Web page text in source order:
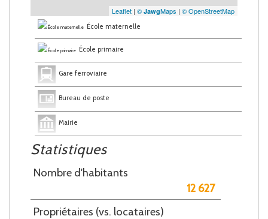
Leaflet | © JawgMaps | © OpenStreetMap
École maternelle
École primaire
Gare ferroviaire
Bureau de poste
Mairie
Statistiques
Nombre d'habitants
12 627
Propriétaires (vs. locataires)